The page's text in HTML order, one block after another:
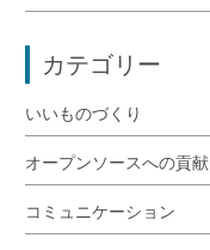
カテゴリー
いいものづくり
オープンソースへの貢献
コミュニケーション